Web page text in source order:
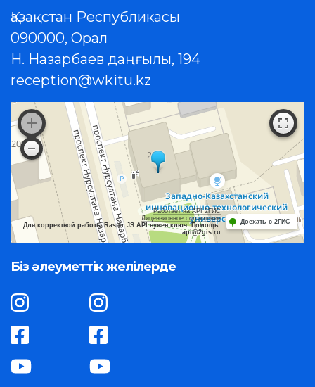
Қазақстан Республикасы
090000, Орал
Н. Назарбаев даңғылы, 194
reception@wkitu.kz
Работает на API 2ГИС
Лицензионное соглашение
Для корректной работы Raster JS API нужен ключ. Помощь:
api@2gis.ru
Доехать с 2ГИС
Біз әлеуметтік желілерде